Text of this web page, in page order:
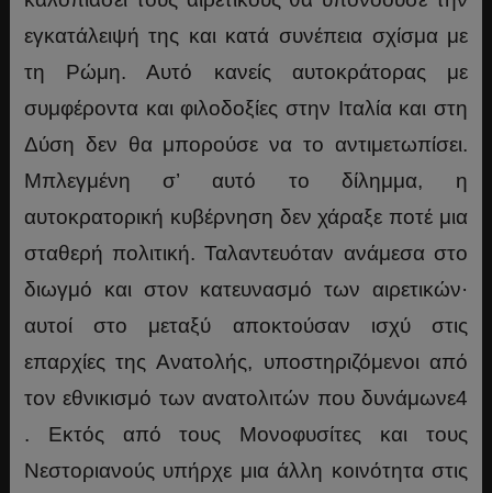
εγκατάλειψή της και κατά συνέπεια σχίσμα με
τη Ρώμη. Αυτό κανείς αυτοκράτορας με
συμφέροντα και φιλοδοξίες στην Ιταλία και στη
Δύση δεν θα μπορούσε να το αντιμετωπίσει.
Μπλεγμένη σ’ αυτό το δίλημμα, η
αυτοκρατορική κυβέρνηση δεν χάραξε ποτέ μια
σταθερή πολιτική. Ταλαντευόταν ανάμεσα στο
διωγμό και στον κατευνασμό των αιρετικών·
αυτοί στο μεταξύ αποκτούσαν ισχύ στις
επαρχίες της Ανατολής, υποστηριζόμενοι από
τον εθνικισμό των ανατολιτών που δυνάμωνε4
. Εκτός από τους Μονοφυσίτες και τους
Νεστοριανούς υπήρχε μια άλλη κοινότητα στις